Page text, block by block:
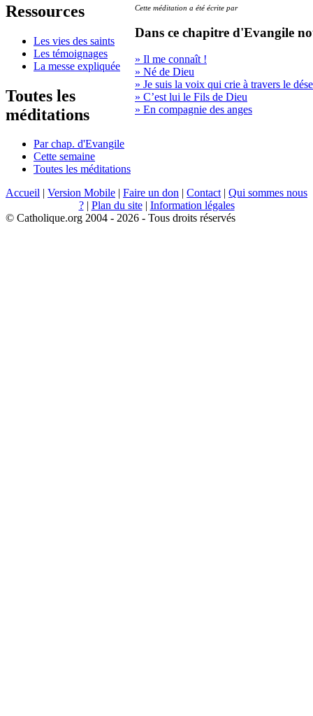
Ressources
Les vies des saints
Les témoignages
La messe expliquée
Toutes les
méditations
Par chap. d'Evangile
Cette semaine
Toutes les méditations
Cette méditation a été écrite par
Dans ce chapitre d'Evangile
» Il me connaît !
» Né de Dieu
» Je suis la voix qui crie à travers le
» C’est lui le Fils de Dieu
» En compagnie des anges
Accueil | Version Mobile | Faire un don | Contact | Qui sommes nous
?| Plan du site| Information légales
© Catholique.org 2004 - 2026 - Tous droits réservés